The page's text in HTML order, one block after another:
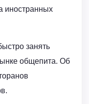
иностранных
занять
общепита. Об